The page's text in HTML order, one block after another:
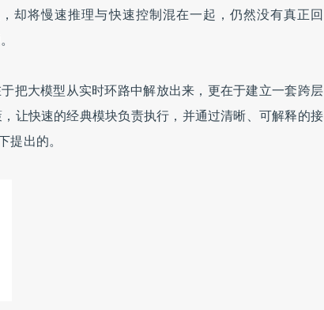
却将慢速推理与快速控制混在一起，仍然没有真正回
把大模型从实时环路中解放出来，更在于建立一套跨层
让快速的经典模块负责执行，并通过清晰、可解释的接
提出的。